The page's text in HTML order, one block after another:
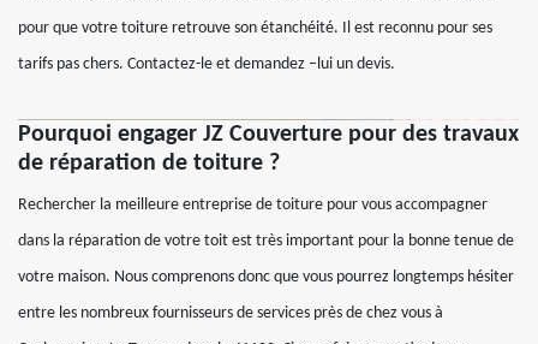
pour que votre toiture retrouve son étanchéité. Il est reconnu pour ses
tarifs pas chers. Contactez-le et demandez –lui un devis.
Pourquoi engager JZ Couverture pour des travaux
de réparation de toiture ?
Rechercher la meilleure entreprise de toiture pour vous accompagner
dans la réparation de votre toit est très important pour la bonne tenue de
votre maison. Nous comprenons donc que vous pourrez longtemps hésiter
entre les nombreux fournisseurs de services près de chez vous à